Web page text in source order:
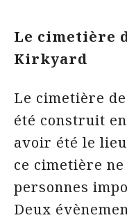
Le cimetière
Kirkyard
Le cimetière
été construit
avoir été le
ce cimetière
personnes
Deux